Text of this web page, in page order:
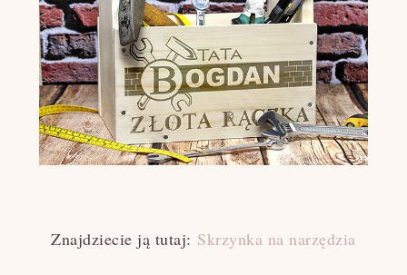
Znajdziecie ją tutaj: Skrzynka na narzędzia